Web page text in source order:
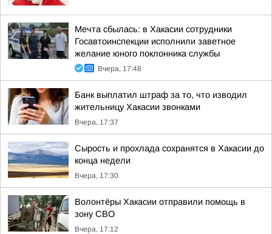
Мечта сбылась: в Хакасии сотрудники
Госавтоинспекции исполнили заветное
желание юного поклонника службы
Вчера, 17:48
Банк выплатил штраф за то, что изводил
жительницу Хакасии звонками
Вчера, 17:37
Сырость и прохлада сохранятся в Хакасии до
конца недели
Вчера, 17:30
Волонтёры Хакасии отправили помощь в
зону СВО
Вчера, 17:12